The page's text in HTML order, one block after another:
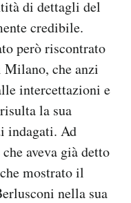
di dettagli del
credibile.
però riscontrato
Milano, che anzi
intercettazioni e
la sua
indagati. Ad
aveva già detto
mostrato il
nella sua